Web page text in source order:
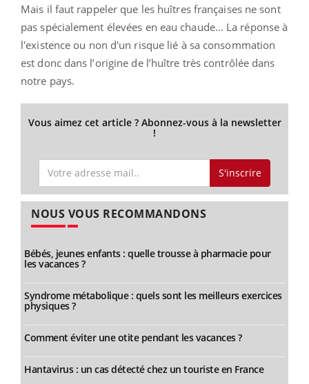
Mais il faut rappeler que les huîtres françaises ne sont
pas spécialement élevées en eau chaude… La réponse à
l'existence ou non d'un risque lié à sa consommation
est donc dans l’origine de l’huître très contrôlée dans
notre pays.
Vous aimez cet article ? Abonnez-vous à la newsletter
!
S'inscrire
NOUS VOUS RECOMMANDONS
Bébés, jeunes enfants : quelle trousse à pharmacie pour
les vacances ?
Syndrome métabolique : quels sont les meilleurs exercices
physiques ?
Comment éviter une otite pendant les vacances ?
Hantavirus : un cas détecté chez un touriste en France